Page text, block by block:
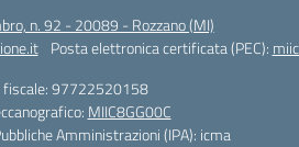
n. 92 - 20089 - Rozzano (MI)
Posta elettronica certificata (PEC):
fiscale: 97722520158
MIIC8GG00C
Amministrazioni (IPA): icma